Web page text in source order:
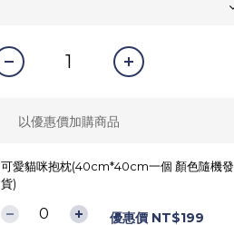
以優惠價加購商品
可愛貓咪抱枕(40cm*40cm一個 顏色隨機發
貨)
優惠價 NT$199